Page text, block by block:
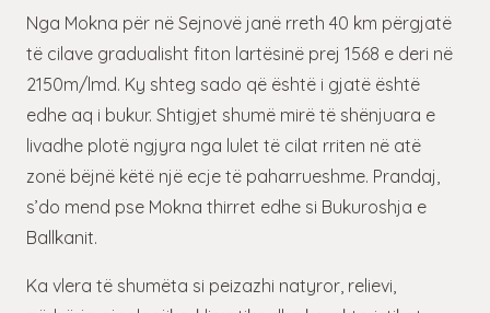
Nga Mokna për në Sejnovë janë rreth 40 km përgjatë
të cilave gradualisht fiton lartësinë prej 1568 e deri në
2150m/lmd. Ky shteg sado që është i gjatë është
edhe aq i bukur. Shtigjet shumë mirë të shënjuara e
livadhe plotë ngjyra nga lulet të cilat rriten në atë
zonë bëjnë këtë një ecje të paharrueshme. Prandaj,
s’do mend pse Mokna thirret edhe si Bukuroshja e
Ballkanit.
Ka vlera të shumëta si peizazhi natyror, relievi,